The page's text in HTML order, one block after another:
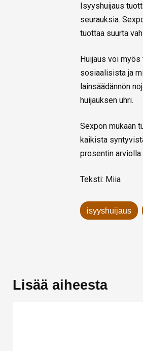
Isyyshuijaus
seurauksia.
tuottaa suurta
Huijaus voi
sosiaalisista ja
lainsäädännön
huijauksen uhri.
Sexpon mukaan
kaikista
prosentin arviolla.
Teksti: Miia
isyyshuijaus
Lisää aiheesta